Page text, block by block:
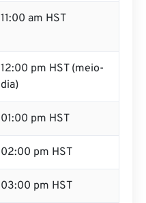
11:00 am HST
12:00 pm HST (meio-
dia)
01:00 pm HST
02:00 pm HST
03:00 pm HST